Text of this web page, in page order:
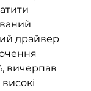
драйвер
вичерпав